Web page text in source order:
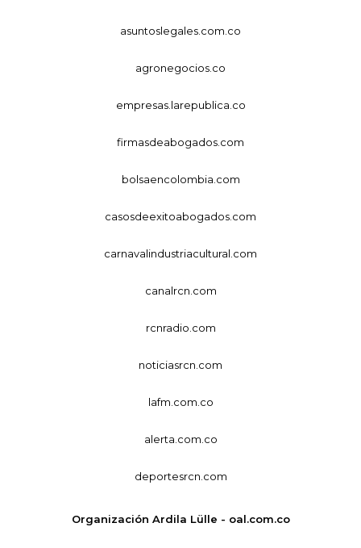
asuntoslegales.com.co
agronegocios.co
empresas.larepublica.co
firmasdeabogados.com
bolsaencolombia.com
casosdeexitoabogados.com
carnavalindustriacultural.com
canalrcn.com
rcnradio.com
noticiasrcn.com
lafm.com.co
alerta.com.co
deportesrcn.com
Organización Ardila Lülle - oal.com.co